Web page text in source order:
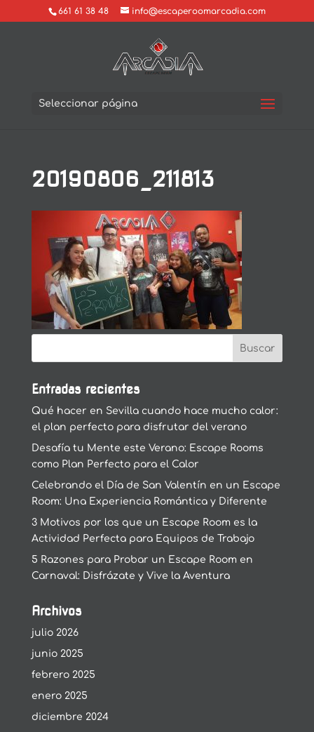
661 61 38 48 info@escaperoomarcadia.com
Seleccionar página
20190806_211813
Entradas recientes
Qué hacer en Sevilla cuando hace mucho calor:
el plan perfecto para disfrutar del verano
Desafía tu Mente este Verano: Escape Rooms
como Plan Perfecto para el Calor
Celebrando el Día de San Valentín en un Escape
Room: Una Experiencia Romántica y Diferente
3 Motivos por los que un Escape Room es la
Actividad Perfecta para Equipos de Trabajo
5 Razones para Probar un Escape Room en
Carnaval: Disfrázate y Vive la Aventura
Archivos
julio 2026
junio 2025
febrero 2025
enero 2025
diciembre 2024